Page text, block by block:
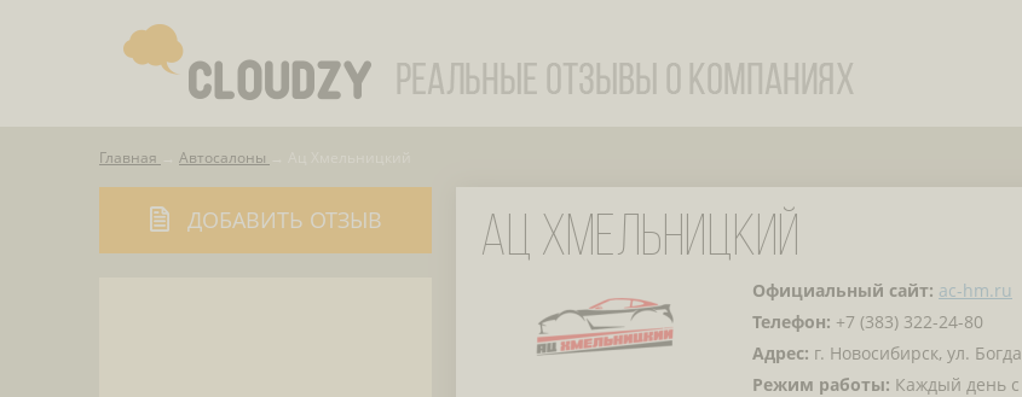
Главная Автосалоны
ДОБАВИТЬ ОТЗЫВ АЦ ХМЕЛЬНИЦКИЙ
Официальный сайт: ac-hm.ru
Телефон: +7 (383) 322-24-80
Адрес: г. Новосибирск, ул.
Режим работы: Каждый день с